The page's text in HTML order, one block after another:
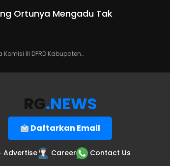
Ortunya Mengadu Tak
Komisi III DPRD Kabupaten…
RG.NEWS
Daftarkan Email
Advertise Career Contact Us